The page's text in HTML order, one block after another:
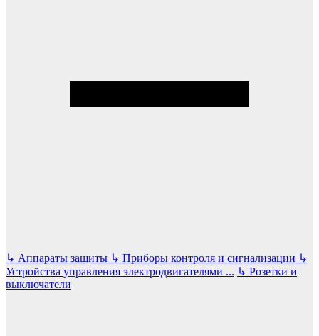
↳ Аппараты защиты ↳ Приборы контроля и сигнализации ↳
Устройства управления электродвигателями ... ↳ Розетки и
выключатели